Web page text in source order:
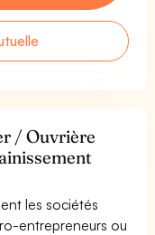
/ Ouvrière
les sociétés
entrepreneurs ou